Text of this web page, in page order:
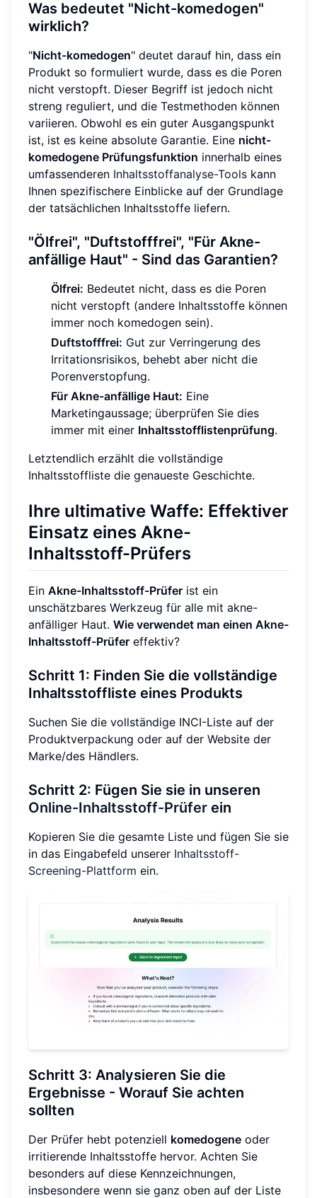
Was bedeutet "Nicht-komedogen"
wirklich?
"Nicht-komedogen" deutet darauf hin, dass ein
Produkt so formuliert wurde, dass es die Poren
nicht verstopft. Dieser Begriff ist jedoch nicht
streng reguliert, und die Testmethoden können
variieren. Obwohl es ein guter Ausgangspunkt
ist, ist es keine absolute Garantie. Eine nicht-
komedogene Prüfungsfunktion innerhalb eines
umfassenderen Inhaltsstoffanalyse-Tools kann
Ihnen spezifischere Einblicke auf der Grundlage
der tatsächlichen Inhaltsstoffe liefern.
"Ölfrei", "Duftstofffrei", "Für Akne-
anfällige Haut" - Sind das Garantien?
Ölfrei: Bedeutet nicht, dass es die Poren
nicht verstopft (andere Inhaltsstoffe können
immer noch komedogen sein).
Duftstofffrei: Gut zur Verringerung des
Irritationsrisikos, behebt aber nicht die
Porenverstopfung.
Für Akne-anfällige Haut: Eine
Marketingaussage; überprüfen Sie dies
immer mit einer Inhaltsstofflistenprüfung.
Letztendlich erzählt die vollständige
Inhaltsstoffliste die genaueste Geschichte.
Ihre ultimative Waffe: Effektiver
Einsatz eines Akne-
Inhaltsstoff-Prüfers
Ein Akne-Inhaltsstoff-Prüfer ist ein
unschätzbares Werkzeug für alle mit akne-
anfälliger Haut. Wie verwendet man einen Akne-
Inhaltsstoff-Prüfer effektiv?
Schritt 1: Finden Sie die vollständige
Inhaltsstoffliste eines Produkts
Suchen Sie die vollständige INCI-Liste auf der
Produktverpackung oder auf der Website der
Marke/des Händlers.
Schritt 2: Fügen Sie sie in unseren
Online-Inhaltsstoff-Prüfer ein
Kopieren Sie die gesamte Liste und fügen Sie sie
in das Eingabefeld unserer Inhaltsstoff-
Screening-Plattform ein.
Schritt 3: Analysieren Sie die
Ergebnisse - Worauf Sie achten
sollten
Der Prüfer hebt potenziell komedogene oder
irritierende Inhaltsstoffe hervor. Achten Sie
besonders auf diese Kennzeichnungen,
insbesondere wenn sie ganz oben auf der Liste